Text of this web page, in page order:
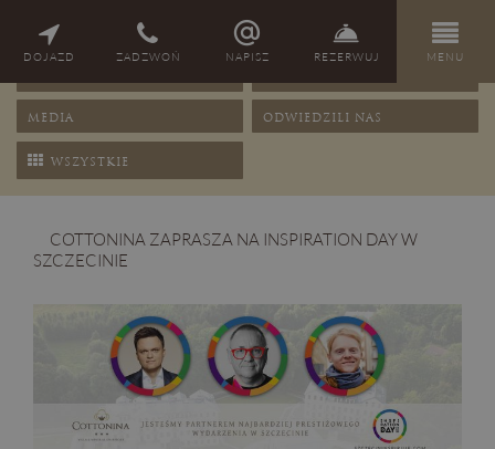
DOJAZD ZADZWOŃ NAPISZ REZERWUJ MENU
NAGRODY
MEDIA ODWIEDZILI NAS
WSZYSTKIE
COTTONINA ZAPRASZA NA INSPIRATION DAY W
SZCZECINIE